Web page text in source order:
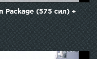
Package (575 сил) +